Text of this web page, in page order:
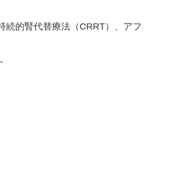
続的腎代替療法（CRRT）、アフ